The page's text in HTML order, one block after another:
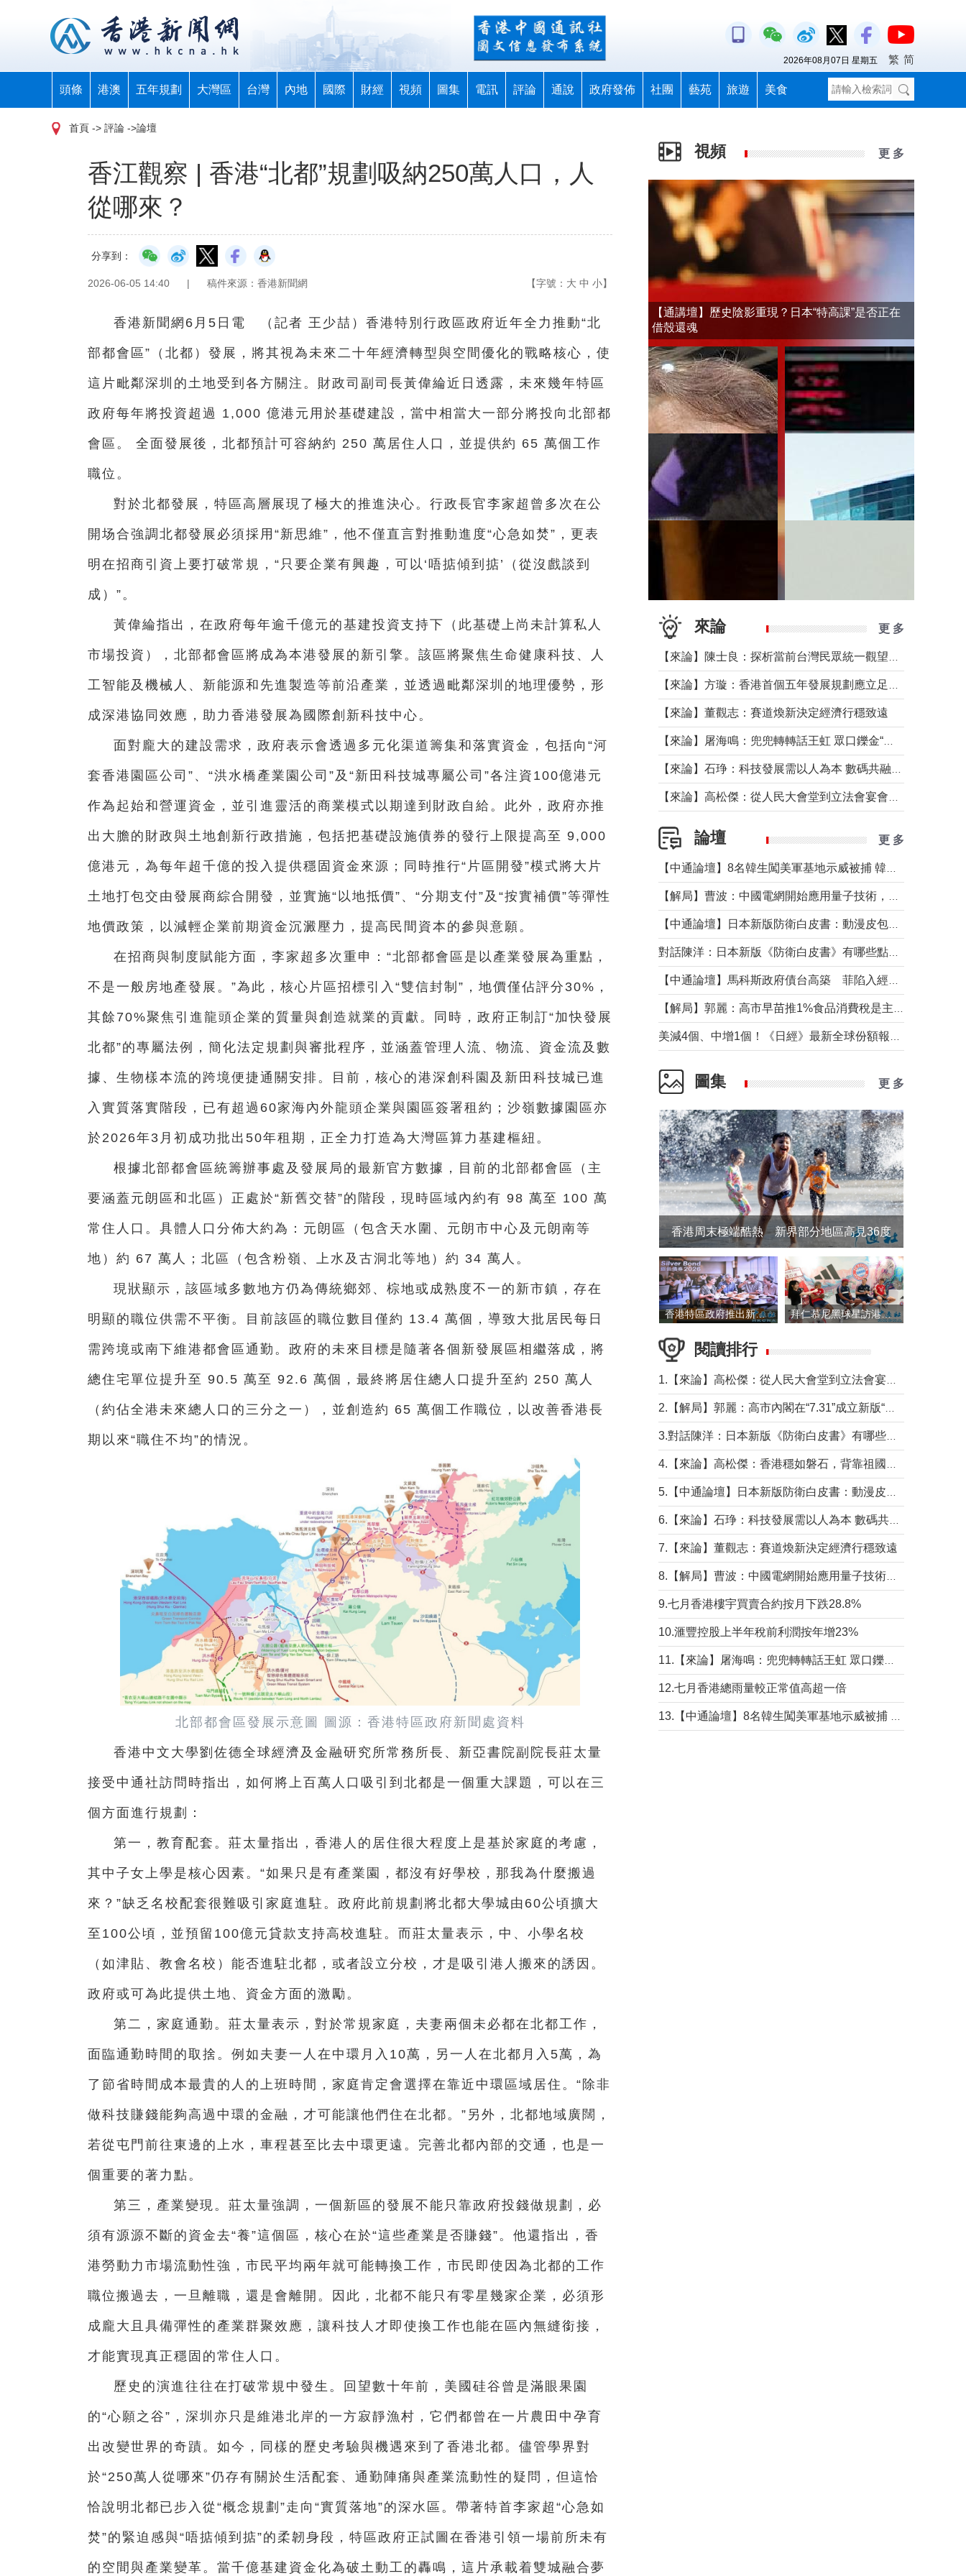
頭條 港澳 五年規劃 大灣區 台灣 內地 國際 財經 視頻 圖集 電訊 評論 通說 政府發佈 社團 藝苑 旅遊 美食
2026年08月07日 星期五 繁 简
首頁 -> 評論 ->論壇
香江觀察 | 香港“北都”規劃吸納250萬人口，人
從哪來？
分享到：
2026-06-05 14:40 | 稿件來源：香港新聞網 【字號： 大 中 小】
香港新聞網6月5日電 （記者 王少喆）香港特別行政區政府近年全力推動“北
部都會區”（北都）發展，將其視為未來二十年經濟轉型與空間優化的戰略核心，使
這片毗鄰深圳的土地受到各方關注。財政司副司長黃偉綸近日透露，未來幾年特區
政府每年將投資超過 1,000 億港元用於基礎建設，當中相當大一部分將投向北部都
會區。 全面發展後，北都預計可容納約 250 萬居住人口，並提供約 65 萬個工作
職位。
對於北都發展，特區高層展現了極大的推進決心。行政長官李家超曾多次在公
開场合強調北都發展必須採用“新思維”，他不僅直言對推動進度“心急如焚”，更表
明在招商引資上要打破常規，“只要企業有興趣，可以‘唔掂傾到掂’（從沒戲談到
成）”。
黃偉綸指出，在政府每年逾千億元的基建投資支持下（此基礎上尚未計算私人
市場投資），北部都會區將成為本港發展的新引擎。該區將聚焦生命健康科技、人
工智能及機械人、新能源和先進製造等前沿產業，並透過毗鄰深圳的地理優勢，形
成深港協同效應，助力香港發展為國際創新科技中心。
面對龐大的建設需求，政府表示會透過多元化渠道籌集和落實資金，包括向“河
套香港園區公司”、“洪水橋產業園公司”及“新田科技城專屬公司”各注資100億港元
作為起始和營運資金，並引進靈活的商業模式以期達到財政自給。此外，政府亦推
出大膽的財政與土地創新行政措施，包括把基礎設施債券的發行上限提高至 9,000
億港元，為每年超千億的投入提供穩固資金來源；同時推行“片區開發”模式將大片
土地打包交由發展商綜合開發，並實施“以地抵價”、“分期支付”及“按實補價”等彈性
地價政策，以減輕企業前期資金沉澱壓力，提高民間資本的參與意願。
在招商與制度賦能方面，李家超多次重申：“北部都會區是以產業發展為重點，
不是一般房地產發展。”為此，核心片區招標引入“雙信封制”，地價僅佔評分30%，
其餘70%聚焦引進龍頭企業的質量與創造就業的貢獻。同時，政府正制訂“加快發展
北都”的專屬法例，簡化法定規劃與審批程序，並涵蓋管理人流、物流、資金流及數
據、生物樣本流的跨境便捷通關安排。目前，核心的港深創科園及新田科技城已進
入實質落實階段，已有超過60家海內外龍頭企業與園區簽署租約；沙嶺數據園區亦
於2026年3月初成功批出50年租期，正全力打造為大灣區算力基建樞紐。
根據北部都會區統籌辦事處及發展局的最新官方數據，目前的北部都會區（主
要涵蓋元朗區和北區）正處於“新舊交替”的階段，現時區域內約有 98 萬至 100 萬
常住人口。具體人口分佈大約為：元朗區（包含天水圍、元朗市中心及元朗南等
地）約 67 萬人；北區（包含粉嶺、上水及古洞北等地）約 34 萬人。
現狀顯示，該區域多數地方仍為傳統鄉郊、棕地或成熟度不一的新市鎮，存在
明顯的職位供需不平衡。目前該區的職位數目僅約 13.4 萬個，導致大批居民每日
需跨境或南下維港都會區通勤。政府的未來目標是隨著各個新發展區相繼落成，將
總住宅單位提升至 90.5 萬至 92.6 萬個，最終將居住總人口提升至約 250 萬人
（約佔全港未來總人口的三分之一），並創造約 65 萬個工作職位，以改善香港長
期以來“職住不均”的情況。
北部都會區發展示意圖 圖源： 香港特區政府新聞處資料
香港中文大學劉佐德全球經濟及金融研究所常務所長、新亞書院副院長莊太量
接受中通社訪問時指出，如何將上百萬人口吸引到北都是一個重大課題，可以在三
個方面進行規劃：
第一，教育配套。莊太量指出，香港人的居住很大程度上是基於家庭的考慮，
其中子女上學是核心因素。“如果只是有產業園，都沒有好學校，那我為什麼搬過
來？”缺乏名校配套很難吸引家庭進駐。政府此前規劃將北都大學城由60公頃擴大
至100公頃，並預留100億元貸款支持高校進駐。而莊太量表示，中、小學名校
（如津貼、教會名校）能否進駐北都，或者設立分校，才是吸引港人搬來的誘因。
政府或可為此提供土地、資金方面的激勵。
第二，家庭通勤。莊太量表示，對於常規家庭，夫妻兩個未必都在北都工作，
面臨通勤時間的取捨。例如夫妻一人在中環月入10萬，另一人在北都月入5萬，為
了節省時間成本最貴的人的上班時間，家庭肯定會選擇在靠近中環區域居住。“除非
做科技賺錢能夠高過中環的金融，才可能讓他們住在北都。”另外，北都地域廣闊，
若從屯門前往東邊的上水，車程甚至比去中環更遠。完善北都內部的交通，也是一
個重要的著力點。
第三，產業變現。莊太量強調，一個新區的發展不能只靠政府投錢做規劃，必
須有源源不斷的資金去“養”這個區，核心在於“這些產業是否賺錢”。他還指出，香
港勞動力市場流動性強，市民平均兩年就可能轉換工作，市民即使因為北都的工作
職位搬過去，一旦離職，還是會離開。因此，北都不能只有零星幾家企業，必須形
成龐大且具備彈性的產業群聚效應，讓科技人才即使換工作也能在區內無縫銜接，
才能實現真正穩固的常住人口。
歷史的演進往往在打破常規中發生。回望數十年前，美國硅谷曾是滿眼果園
的“心願之谷”，深圳亦只是維港北岸的一方寂靜漁村，它們都曾在一片農田中孕育
出改變世界的奇蹟。如今，同樣的歷史考驗與機遇來到了香港北都。儘管學界對
於“250萬人從哪來”仍存有關於生活配套、通勤陣痛與產業流動性的疑問，但這恰
恰說明北都已步入從“概念規劃”走向“實質落地”的深水區。帶著特首李家超“心急如
焚”的緊迫感與“唔掂傾到掂”的柔韌身段，特區政府正試圖在香港引領一場前所未有
的空間與產業變革。當千億基建資金化為破土動工的轟鳴，這片承載着雙城融合夢
視頻 更 多
【通講壇】歷史陰影重現？日本“特高課”是否正在
借殼還魂
來論 更 多
【來論】董觀志：賽道煥新決定經濟行穩致遠
論壇 更 多
圖集 更 多
香港周末極端酷熱 新界部分地區高見36度
香港特區政府推出新一批銀色債券 每手1萬元保底息4.25厘 拜仁慕尼黑球星訪港 與球迷近距離互動
閱讀排行
7.【來論】董觀志：賽道煥新決定經濟行穩致遠
9.七月香港樓宇買賣合約按月下跌28.8%
10.滙豐控股上半年稅前利潤按年增23%
12.七月香港總雨量較正常值高超一倍